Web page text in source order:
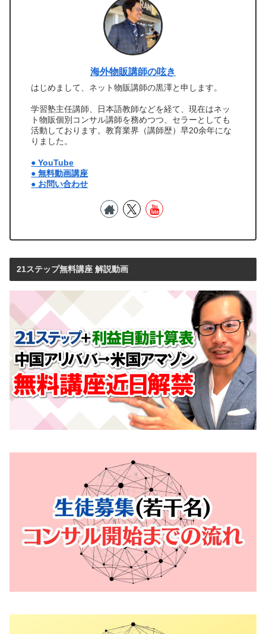
海外物販講師の呟き
はじめまして、ネット物販講師の黒澤と申します。
学習塾主任講師、日本語教師などを経て、現在はネッ
ト物販個別コンサル講師を務めつつ、セラーとしても
活動しております。教育業界（講師歴）早20余年にな
りました。
● YouTube
● 無料動画講座
● お問い合わせ
21ステップ無料講座 解説動画